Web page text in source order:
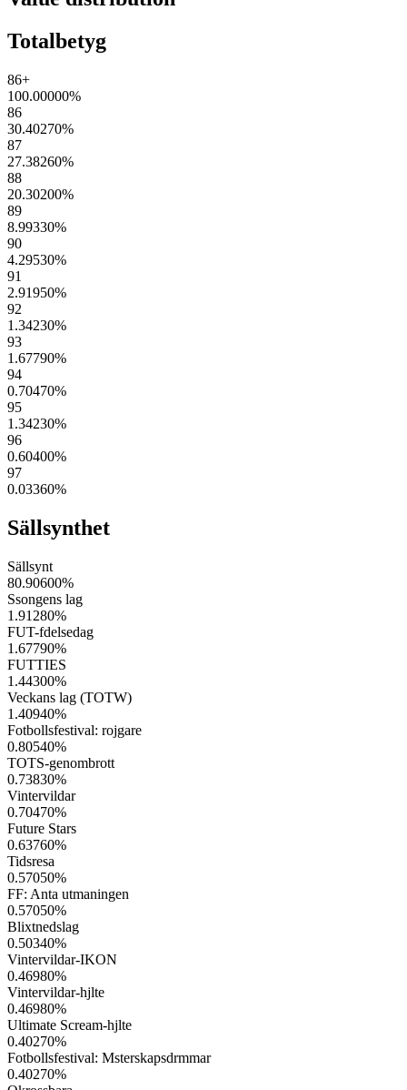
Totalbetyg
86+
100.00000%
86
30.40270%
87
27.38260%
88
20.30200%
89
8.99330%
90
4.29530%
91
2.91950%
92
1.34230%
93
1.67790%
94
0.70470%
95
1.34230%
96
0.60400%
97
0.03360%
Sällsynthet
Sällsynt
80.90600%
Ssongens lag
1.91280%
FUT-fdelsedag
1.67790%
FUTTIES
1.44300%
Veckans lag (TOTW)
1.40940%
Fotbollsfestival: rojgare
0.80540%
TOTS-genombrott
0.73830%
Vintervildar
0.70470%
Future Stars
0.63760%
Tidsresa
0.57050%
FF: Anta utmaningen
0.57050%
Blixtnedslag
0.50340%
Vintervildar-IKON
0.46980%
Vintervildar-hjlte
0.46980%
Ultimate Scream-hjlte
0.40270%
Fotbollsfestival: Msterskapsdrmmar
0.40270%